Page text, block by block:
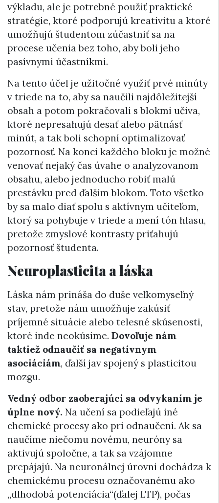
výkladu, ale je potrebné použiť praktické
stratégie, ktoré podporujú kreativitu a ktoré
umožňujú študentom zúčastniť sa na
procese učenia bez toho, aby boli jeho
pasívnymi účastníkmi.
Na tento účel je užitočné využiť prvé minúty
v triede na to, aby sa naučili najdôležitejší
obsah a potom pokračovali s blokmi učiva,
ktoré nepresahujú desať alebo pätnásť
minút, a tak boli schopní optimalizovať
pozornosť. Na konci každého bloku je možné
venovať nejaký čas úvahe o analyzovanom
obsahu, alebo jednoducho robiť malú
prestávku pred ďalším blokom. Toto všetko
by sa malo diať spolu s aktívnym učiteľom,
ktorý sa pohybuje v triede a mení tón hlasu,
pretože zmyslové kontrasty priťahujú
pozornosť študenta.
Neuroplasticita a láska
Láska nám prináša do duše veľkomyseľný
stav, pretože nám umožňuje zakúsiť
príjemné situácie alebo telesné skúsenosti,
ktoré inde neokúsime. Dovoľuje nám
taktiež odnaučiť sa negatívnym
asociáciám, ďalší jav spojený s plasticitou
mozgu.
Vedný odbor zaoberajúci sa odvykaním je
úplne nový. Na učení sa podieľajú iné
chemické procesy ako pri odnaučení. Ak sa
naučíme niečomu novému, neuróny sa
aktivujú spoločne, a tak sa vzájomne
prepájajú. Na neuronálnej úrovni dochádza k
chemickému procesu označovanému ako
„dlhodobá potenciácia“(ďalej LTP), počas